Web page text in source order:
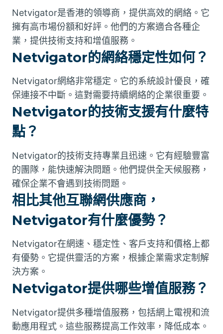
Netvigator是香港的領導商，提供高效的網絡。它
擁有高市場份額和好評。他們的方案適合各種企
業，提供技術支持和增值服務。
Netvigator的網絡穩定性如何？
Netvigator網絡非常穩定。它的系統設計優良，確
保連接不中斷。這對需要持續網絡的企業很重要。
Netvigator的技術支援有什麼特
點？
Netvigator的技術支持專業且迅速。它有經驗豐富
的團隊，能快速解決問題。他們提供全天候服務，
確保企業不會遇到技術問題。
相比其他互聯網供應商，
Netvigator有什麼優勢？
Netvigator在網速、穩定性、客戶支持和價格上都
有優勢。它提供靈活的方案，根據企業需求定制解
決方案。
Netvigator提供哪些增值服務？
Netvigator提供多種增值服務，包括網上電視和流
動應用程式。這些服務提高工作效率，降低成本。